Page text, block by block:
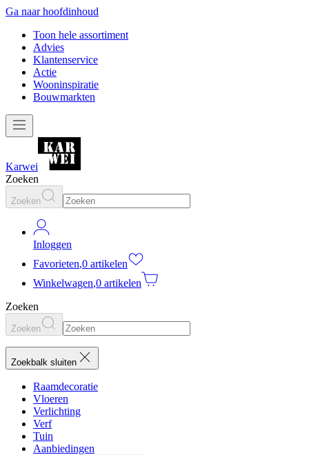
Ga naar hoofdinhoud
Toon hele assortiment
Advies
Klantenservice
Actie
Wooninspiratie
Bouwmarkten
Karwei
Zoeken
Zoeken
Inloggen
Favorieten,0 artikelen
Winkelwagen,0 artikelen
Zoeken
Zoeken
Zoekbalk sluiten
Raamdecoratie
Vloeren
Verlichting
Verf
Tuin
Aanbiedingen